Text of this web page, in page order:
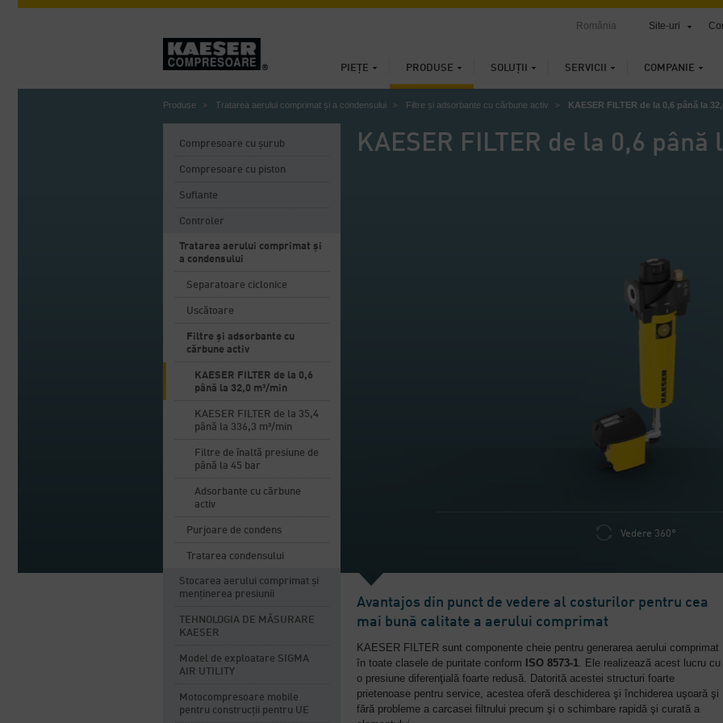
PIEȚE PRODUSE SOLUȚII SERVICII COMPANIE
România Site-uri
Produse Tratarea aerului comprimat și a condensului Filtre și adsorbante cu cărbune activ KAESER FILTER de la 0,6 până la
KAESER FILTER de la 0,6 până
Vedere 360°
Compresoare cu șurub
Compresoare cu piston
Suflante
Controler
Tratarea aerului comprimat și
a condensului
Separatoare ciclonice
Uscătoare
Filtre și adsorbante cu
cărbune activ
KAESER FILTER de la 0,6
până la 32,0 m³/min
KAESER FILTER de la 35,4
până la 336,3 m³/min
Filtre de înaltă presiune de
până la 45 bar
Adsorbante cu cărbune
activ
Purjoare de condens
Tratarea condensului
Stocarea aerului comprimat și
menținerea presiunii
TEHNOLOGIA DE MĂSURARE
KAESER
Model de exploatare SIGMA
AIR UTILITY
Motocompresoare mobile
pentru construcții pentru UE
Avantajos din punct de vedere al costurilor pentru cea
mai bună calitate a aerului comprimat
KAESER FILTER sunt componente cheie pentru generarea aerului comprimat
în toate clasele de puritate conform
ISO 8573-1. Ele realizează acest lucru cu
o presiune diferenţială foarte redusă. Datorită acestei structuri foarte
prietenoase pentru service, acestea oferă deschiderea şi închiderea uşoară şi
fără probleme a carcasei filtrului precum şi o schimbare rapidă şi curată a